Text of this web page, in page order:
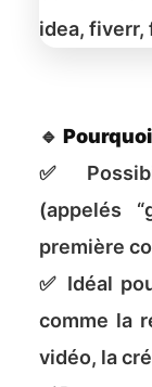
🔹
✅
(appelés
première
✅ Idéal
comme la
vidéo, la